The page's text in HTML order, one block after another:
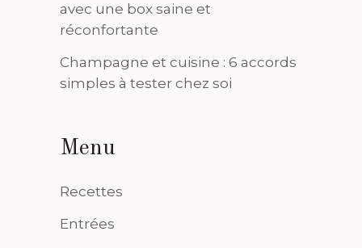
avec une box saine et
réconfortante
Champagne et cuisine : 6 accords
simples à tester chez soi
Menu
Recettes
Entrées